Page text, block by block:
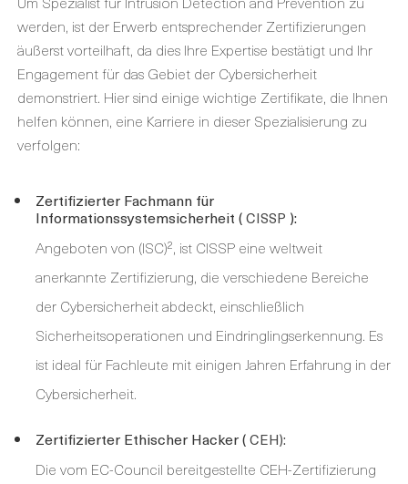
werden, ist der Erwerb entsprechender Zertifizierungen
äußerst vorteilhaft, da dies Ihre Expertise bestätigt und Ihr
Engagement für das Gebiet der Cybersicherheit
demonstriert. Hier sind einige wichtige Zertifikate, die Ihnen
helfen können, eine Karriere in dieser Spezialisierung zu
verfolgen:
Zertifizierter Fachmann für
Informationssystemsicherheit (CISSP ):
Angeboten von (ISC)², ist CISSP eine weltweit
anerkannte Zertifizierung, die verschiedene Bereiche
der Cybersicherheit abdeckt, einschließlich
Sicherheitsoperationen und Eindringlingserkennung. Es
ist ideal für Fachleute mit einigen Jahren Erfahrung in der
Cybersicherheit.
Zertifizierter Ethischer Hacker (CEH):
Die vom EC-Council bereitgestellte CEH-Zertifizierung